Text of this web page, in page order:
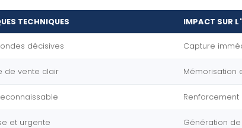
TECHNIQUES IMPACT SUR
décisives Capture
de vente clair Mémorisation
et urgente Génération